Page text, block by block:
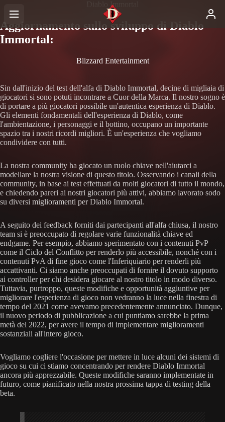
Diablo Immortal
Aggiornamento sullo sviluppo di Diablo
Immortal:
Blizzard Entertainment
Sin dall'inizio del test dell'alfa di Diablo Immortal, decine di migliaia di
giocatori si sono potuti incontrare a Cuor della Marca. Il nostro sogno è
di portare a più giocatori possibile un'autentica esperienza di Diablo.
Gli elementi fondamentali dell'esperienza di Diablo, come
l'ambientazione, i personaggi e il bottino, occupano un importante
spazio tra i nostri ricordi migliori. È un'esperienza che vogliamo
condividere con tutti.
La nostra community ha giocato un ruolo chiave nell'aiutarci a
modellare la nostra visione di questo titolo. Osservando i canali della
community, in base ai test effettuati da molti giocatori di tutto il mondo,
e chiedendo pareri ai nostri giocatori più attivi, abbiamo lavorato sodo
su diversi miglioramenti per Diablo Immortal.
A seguito dei feedback forniti dai partecipanti all'alfa chiusa, il nostro
team si è preoccupato di regolare varie funzionalità chiave ed
endgame. Per esempio, abbiamo sperimentato con i contenuti PvP
come il Ciclo del Conflitto per renderlo più accessibile, nonché con i
contenuti PvA di fine gioco come l'Inferiquiario per renderli più
accattivanti. Ci siamo anche preoccupati di fornire il dovuto supporto
ai controller per chi desidera giocare al nostro titolo in modo diverso.
Tuttavia, purtroppo, queste modifiche e opportunità aggiuntive per
migliorare l'esperienza di gioco non vedranno la luce nella finestra di
tempo del 2021 come avevamo precedentemente annunciato. Dunque,
il nuovo periodo di pubblicazione a cui puntiamo sarebbe la prima
metà del 2022, per avere il tempo di implementare miglioramenti
sostanziali all'intero gioco.
Vogliamo cogliere l'occasione per mettere in luce alcuni dei sistemi di
gioco su cui ci stiamo concentrando per rendere Diablo Immortal
ancora più apprezzabile. Queste modifiche saranno implementate in
futuro, come pianificato nella nostra prossima tappa di testing della
beta.